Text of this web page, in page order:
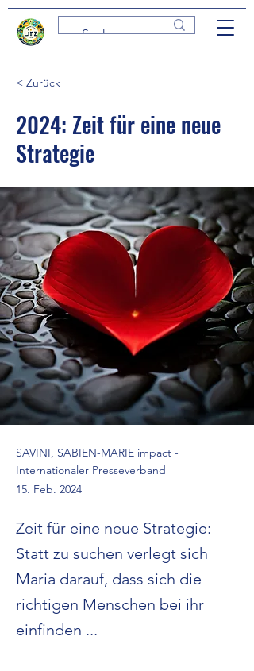
< Zurück
2024: Zeit für eine neue
Strategie
SAVINI, SABIEN-MARIE impact -
Internationaler Presseverband
15. Feb. 2024
Zeit für eine neue Strategie:
Statt zu suchen verlegt sich
Maria darauf, dass sich die
richtigen Menschen bei ihr
einfinden ...